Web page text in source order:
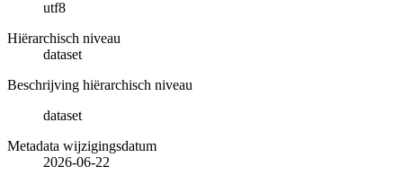
utf8
Hiërarchisch niveau
dataset
Beschrijving hiërarchisch niveau
dataset
Metadata wijzigingsdatum
2026-06-22